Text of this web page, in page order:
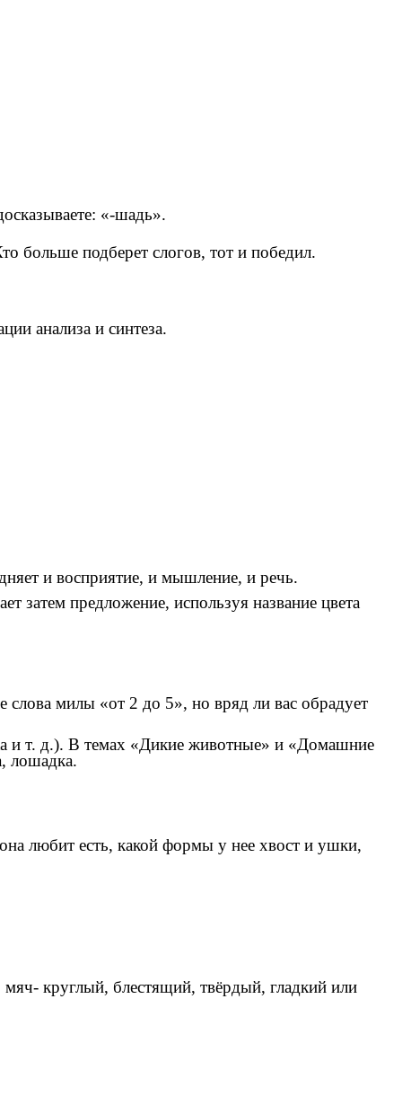
«-шадь».
больше подберет слогов, тот и победил.
анализа и синтеза.
и восприятие, и мышление, и речь.
затем предложение, используя название цвета
милы «от 2 до 5», но вряд ли вас обрадует
и т. д.). В темах «Дикие животные» и «Домашние
лошадка.
любит есть, какой формы у нее хвост и ушки,
круглый, блестящий, твёрдый, гладкий или